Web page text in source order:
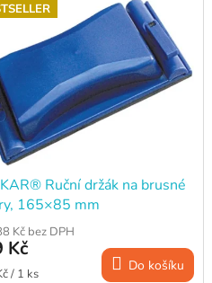
Ruční držák na brusné
165×85 mm
Kč bez DPH
Kč
/ 1 ks Do košíku